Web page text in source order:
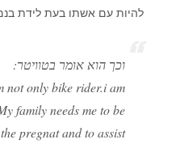
להיות עם אשתו בעת לידת
וכך הוא אומר בטוויטר:
not only bike rider.i am
family needs me to be
pregnat and to assist.